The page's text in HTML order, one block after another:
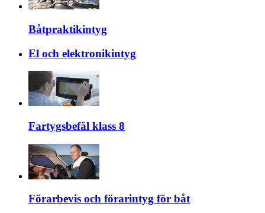
Båtpraktikintyg
El och elektronikintyg
Fartygsbefäl klass 8
Förarbevis och förarintyg för båt